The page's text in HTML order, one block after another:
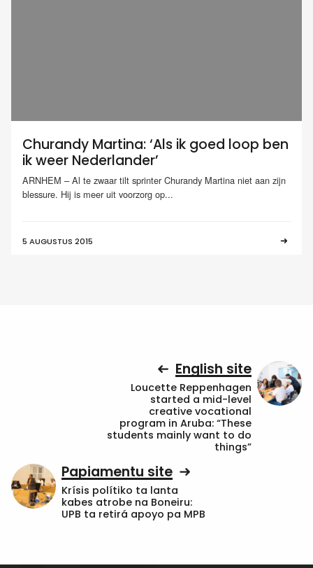
Churandy Martina: ‘Als ik goed loop ben
ik weer Nederlander’
ARNHEM – Al te zwaar tilt sprinter Churandy Martina niet aan zijn
blessure. Hij is meer uit voorzorg op...
5 AUGUSTUS 2015
English site
Loucette Reppenhagen
started a mid-level
creative vocational
program in Aruba: “These
students mainly want to do
things”
Papiamentu site
Krísis polítiko ta lanta
kabes atrobe na Boneiru:
UPB ta retirá apoyo pa MPB